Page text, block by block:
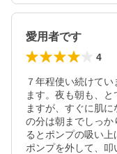
愛用者です
4
７年程使い続けて
ます。夜も朝も、
ますが、すぐに肌
の分は朝までしっか
るとポンプの吸い
ポンプを外して、